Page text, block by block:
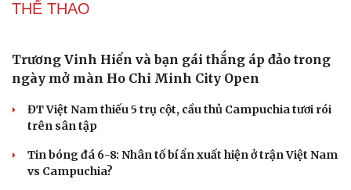
án" 400 triệu đồng
bạn gái giữa đường
Cha dượng đánh đập, bắt bé gái 11 tuổi ở Đồng Nai quỳ
Khám xét khẩn cấp nhà Bùi Xuân Huấn (Huấn Hoa
THỂ THAO